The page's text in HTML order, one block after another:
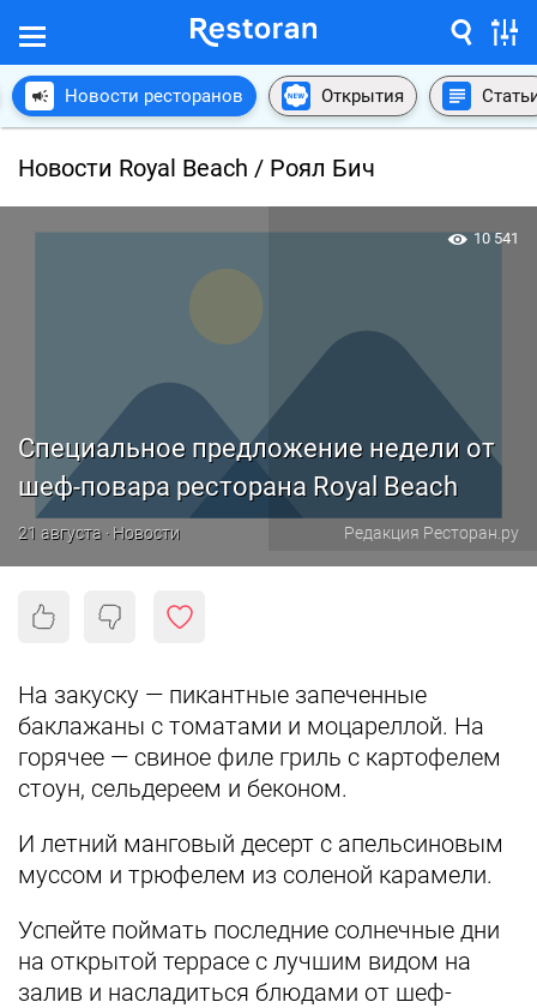
Новости ресторанов Открытия
Новости Royal Beach / Роял Бич
Специальное предложение недели от
шеф-повара ресторана Royal Beach
21 августа · Новости Редакция Ресторан.ру
10 541
На закуску — пикантные запеченные
баклажаны с томатами и моцареллой. На
горячее — свиное филе гриль с картофелем
стоун, сельдереем и беконом.
И летний манговый десерт с апельсиновым
муссом и трюфелем из соленой карамели.
Успейте поймать последние солнечные дни
на открытой террасе с лучшим видом на
залив и насладиться блюдами от шеф-